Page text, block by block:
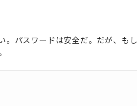
。パスワードは安全だ。だが、もし